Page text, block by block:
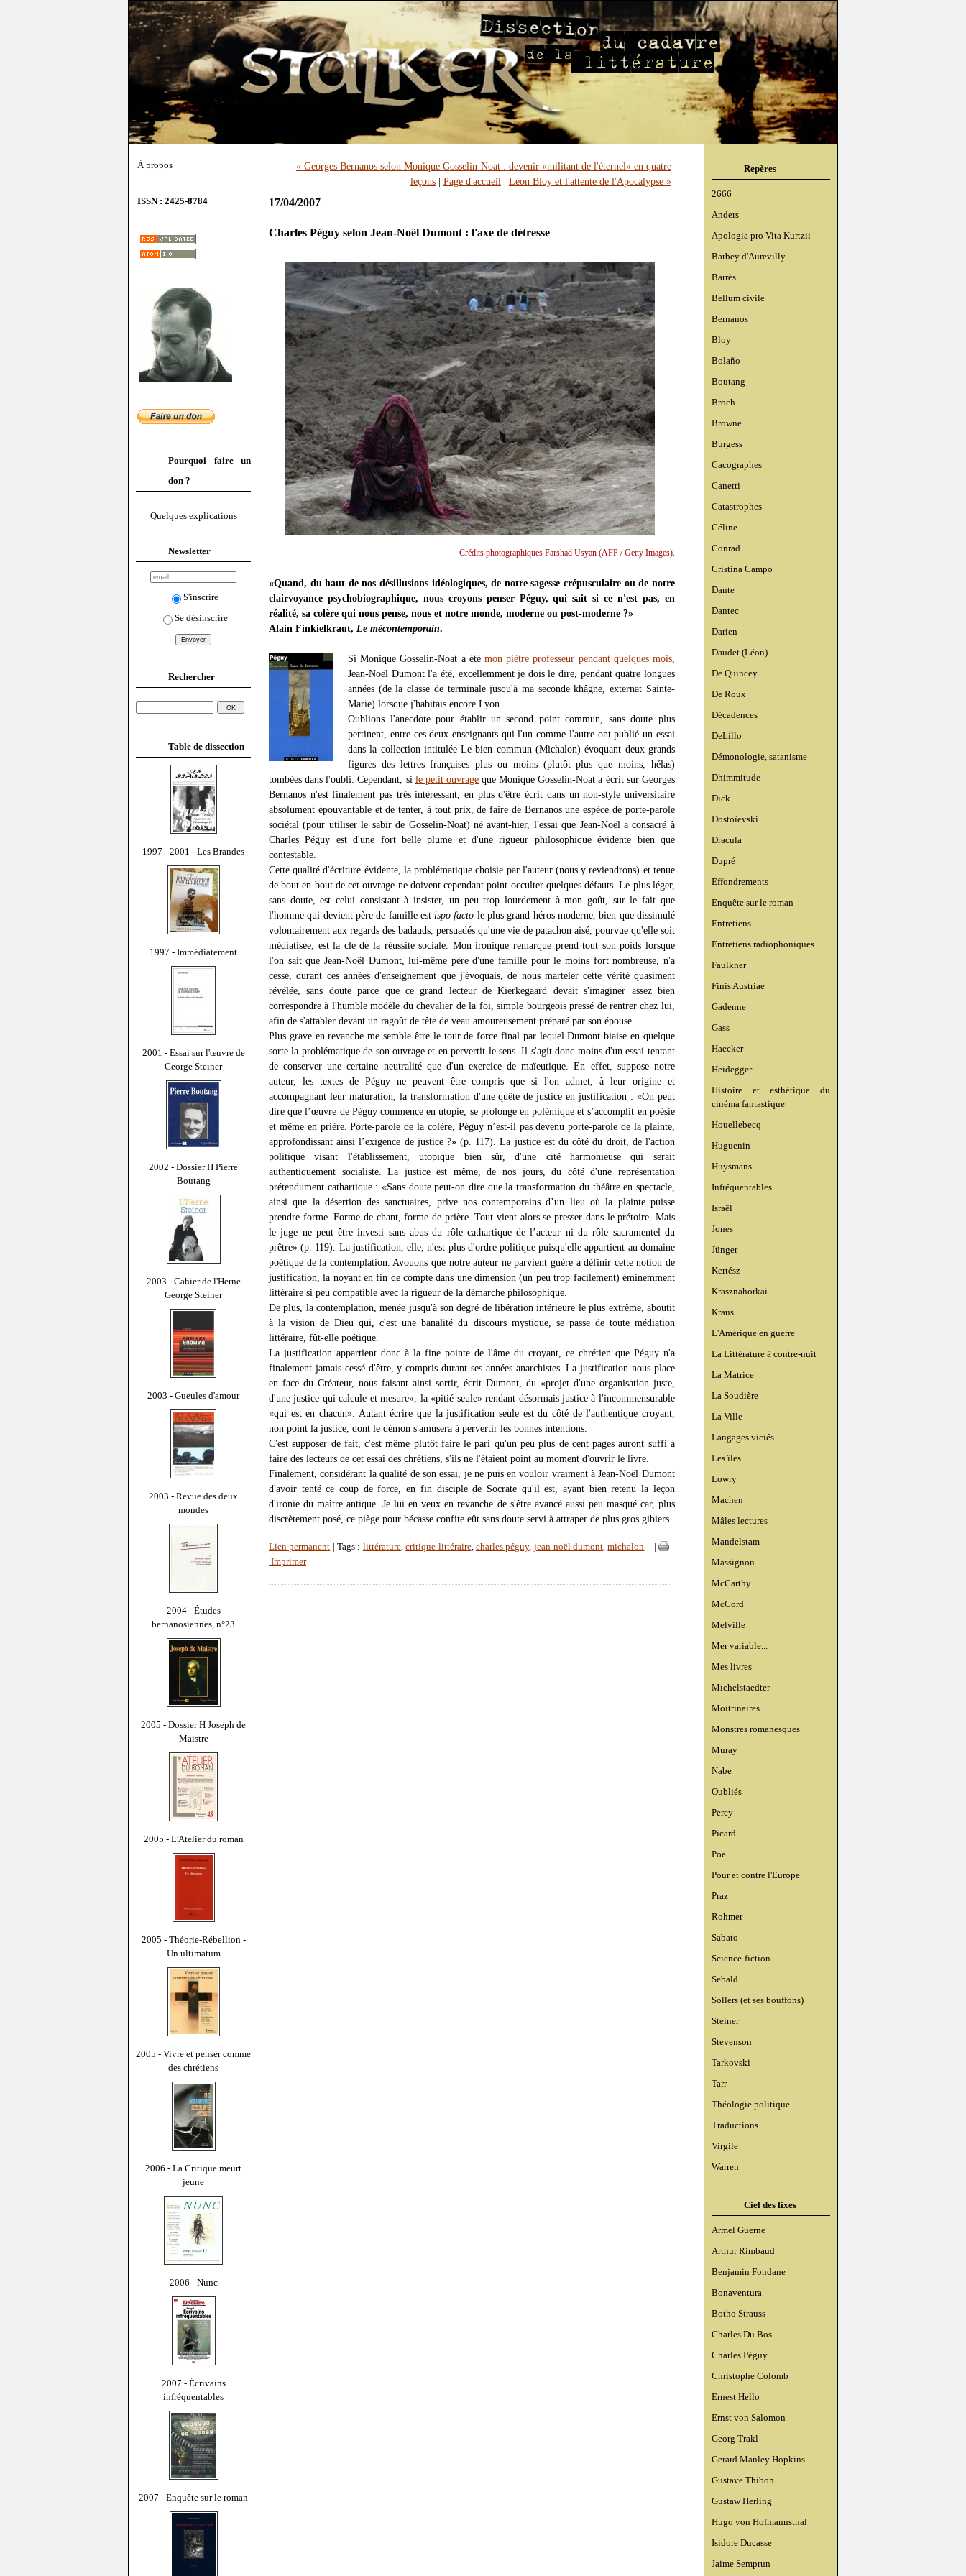
À propos
ISSN : 2425-8784
Pourquoi faire un
don ?
Quelques explications
Newsletter
S'inscrire
Se désinscrire
Rechercher
Table de dissection
1997 - 2001 - Les Brandes
1997 - Immédiatement
2001 - Essai sur l'œuvre de
George Steiner
2002 - Dossier H Pierre
Boutang
2003 - Cahier de l'Herne
George Steiner
2003 - Gueules d'amour
2003 - Revue des deux
mondes
2004 - Études
bernanosiennes, n°23
2005 - Dossier H Joseph de
Maistre
2005 - L'Atelier du roman
2005 - Théorie-Rébellion -
Un ultimatum
2005 - Vivre et penser comme
des chrétiens
2006 - La Critique meurt
jeune
2006 - Nunc
2007 - Écrivains
infréquentables
2007 - Enquête sur le roman
Repères
2666
Anders
Apologia pro Vita Kurtzii
Barbey d'Aurevilly
Barrès
Bellum civile
Bernanos
Bloy
Bolaño
Boutang
Broch
Browne
Burgess
Cacographes
Canetti
Catastrophes
Céline
Conrad
Cristina Campo
Dante
Dantec
Darien
Daudet (Léon)
De Quincey
De Roux
Décadences
DeLillo
Démonologie, satanisme
Dhimmitude
Dick
Dostoïevski
Dracula
Dupré
Effondrements
Enquête sur le roman
Entretiens
Entretiens radiophoniques
Faulkner
Finis Austriae
Gadenne
Gass
Haecker
Heidegger
Histoire et esthétique du
cinéma fantastique
Houellebecq
Huguenin
Huysmans
Infréquentables
Israël
Jones
Jünger
Kertész
Krasznahorkai
Kraus
L'Amérique en guerre
La Littérature à contre-nuit
La Matrice
La Soudière
La Ville
Langages viciés
Les îles
Lowry
Machen
Mâles lectures
Mandelstam
Massignon
McCarthy
McCord
Melville
Mer variable...
Mes livres
Michelstaedter
Moitrinaires
Monstres romanesques
Muray
Nabe
Oubliés
Percy
Picard
Poe
Pour et contre l'Europe
Praz
Rohmer
Sabato
Science-fiction
Sebald
Sollers (et ses bouffons)
Steiner
Stevenson
Tarkovski
Tarr
Théologie politique
Traductions
Virgile
Warren
Ciel des fixes
Armel Guerne
Arthur Rimbaud
Benjamin Fondane
Bonaventura
Botho Strauss
Charles Du Bos
Charles Péguy
Christophe Colomb
Ernest Hello
Ernst von Salomon
Georg Trakl
Gerard Manley Hopkins
Gustave Thibon
Gustaw Herling
Hugo von Hofmannsthal
Isidore Ducasse
Jaime Semprun
« Georges Bernanos selon Monique Gosselin-Noat : devenir «militant de l'éternel» en quatre
leçons| Page d'accueil | Léon Bloy et l'attente de l'Apocalypse »
17/04/2007
Charles Péguy selon Jean-Noël Dumont : l'axe de détresse
Crédits photographiques Farshad Usyan (AFP / Getty Images).
«Quand, du haut de nos désillusions idéologiques, de notre sagesse crépusculaire ou de notre
clairvoyance psychobiographique, nous croyons penser Péguy, qui sait si ce n'est pas, en
réalité, sa colère qui nous pense, nous et notre monde, moderne ou post-moderne ?»
Alain Finkielkraut, Le mécontemporain.
Si Monique Gosselin-Noat a été mon piètre professeur pendant quelques mois,
Jean-Noël Dumont l'a été, excellemment je dois le dire, pendant quatre longues
années (de la classe de terminale jusqu'à ma seconde khâgne, externat Sainte-
Marie) lorsque j'habitais encore Lyon.
Oublions l'anecdote pour établir un second point commun, sans doute plus
pertinent, entre ces deux enseignants qui l'un comme l'autre ont publié un essai
dans la collection intitulée Le bien commun (Michalon) évoquant deux grands
figures des lettres françaises plus ou moins (plutôt plus que moins, hélas)
tombées dans l'oubli. Cependant, si le petit ouvrageque Monique Gosselin-Noat a écrit sur Georges
Bernanos n'est finalement pas très intéressant, en plus d'être écrit dans un non-style universitaire
absolument épouvantable et de tenter, à tout prix, de faire de Bernanos une espèce de porte-parole
sociétal (pour utiliser le sabir de Gosselin-Noat) né avant-hier, l'essai que Jean-Noël a consacré à
Charles Péguy est d'une fort belle plume et d'une rigueur philosophique évidente bien que
contestable.
Cette qualité d'écriture évidente, la problématique choisie par l'auteur (nous y reviendrons) et tenue
de bout en bout de cet ouvrage ne doivent cependant point occulter quelques défauts. Le plus léger,
sans doute, est celui consistant à insister, un peu trop lourdement à mon goût, sur le fait que
l'homme qui devient père de famille est ispo facto le plus grand héros moderne, bien que dissimulé
volontairement aux regards des badauds, persuadés qu'une vie de patachon aisé, pourvue qu'elle soit
médiatisée, est la clé de la réussite sociale. Mon ironique remarque prend tout son poids lorsque
l'on sait que Jean-Noël Dumont, lui-même père d'une famille pour le moins fort nombreuse, n'a
cessé, durant ces années d'enseignement que j'évoquais, de nous marteler cette vérité quasiment
révélée, sans doute parce que ce grand lecteur de Kierkegaard devait s'imaginer assez bien
correspondre à l'humble modèle du chevalier de la foi, simple bourgeois pressé de rentrer chez lui,
afin de s'attabler devant un ragoût de tête de veau amoureusement préparé par son épouse...
Plus grave en revanche me semble être le tour de force final par lequel Dumont biaise en quelque
sorte la problématique de son ouvrage et en pervertit le sens. Il s'agit donc moins d'un essai tentant
de conserver une certaine neutralité que d'un exercice de maïeutique. En effet, suppose notre
auteur, les textes de Péguy ne peuvent être compris que si l'on admet, à leur origine et
accompagnant leur maturation, la transformation d'une quête de justice en justification : «On peut
dire que l’œuvre de Péguy commence en utopie, se prolonge en polémique et s’accomplit en poésie
et même en prière. Porte-parole de la colère, Péguy n’est-il pas devenu porte-parole de la plainte,
approfondissant ainsi l’exigence de justice ?» (p. 117). La justice est du côté du droit, de l'action
politique visant l'établissement, utopique bien sûr, d'une cité harmonieuse qui serait
authentiquement socialiste. La justice est même, de nos jours, du côté d'une représentation
prétendument cathartique : «Sans doute peut-on dire que la transformation du théâtre en spectacle,
ainsi que la désertion des sanctuaires, prive nos contemporains d’un lieu où la plainte puisse
prendre forme. Forme de chant, forme de prière. Tout vient alors se presser dans le prétoire. Mais
le juge ne peut être investi sans abus du rôle cathartique de l’acteur ni du rôle sacramentel du
prêtre» (p. 119). La justification, elle, n'est plus d'ordre politique puisqu'elle appartient au domaine
poétique de la contemplation. Avouons que notre auteur ne parvient guère à définir cette notion de
justification, la noyant en fin de compte dans une dimension (un peu trop facilement) éminemment
littéraire si peu compatible avec la rigueur de la démarche philosophique.
De plus, la contemplation, menée jusqu'à son degré de libération intérieure le plus extrême, aboutit
à la vision de Dieu qui, c'est une banalité du discours mystique, se passe de toute médiation
littéraire, fût-elle poétique.
La justification appartient donc à la fine pointe de l'âme du croyant, ce chrétien que Péguy n'a
finalement jamais cessé d'être, y compris durant ses années anarchistes. La justification nous place
en face du Créateur, nous faisant ainsi sortir, écrit Dumont, du «projet d'une organisation juste,
d'une justice qui calcule et mesure», la «pitié seule» rendant désormais justice à l'incommensurable
«qui est en chacun». Autant écrire que la justification seule est du côté de l'authentique croyant,
non point la justice, dont le démon s'amusera à pervertir les bonnes intentions.
C'est supposer de fait, c'est même plutôt faire le pari qu'un peu plus de cent pages auront suffi à
faire des lecteurs de cet essai des chrétiens, s'ils ne l'étaient point au moment d'ouvrir le livre.
Finalement, considérant la qualité de son essai, je ne puis en vouloir vraiment à Jean-Noël Dumont
d'avoir tenté ce coup de force, en fin disciple de Socrate qu'il est, ayant bien retenu la leçon
d'ironie du maître antique. Je lui en veux en revanche de s'être avancé aussi peu masqué car, plus
discrètement posé, ce piège pour bécasse confite eût sans doute servi à attraper de plus gros gibiers.
Lien permanent | Tags : littérature,critique littéraire, charles péguy, jean-noël dumont,michalon
Imprimer